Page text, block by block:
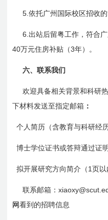
5.依托广州国际校区招收
6. 出站后留粤工作，符合
40万元住房补贴（3年）。
六、联系我们
欢迎具备相关背景和科研
下材料发送至指定邮箱 ：
个人简历（含教育与科研经
博士学位证书或答辩通过证明
拟开展研究方向简介（ 1页以
联系邮箱：
网看到的招聘信息